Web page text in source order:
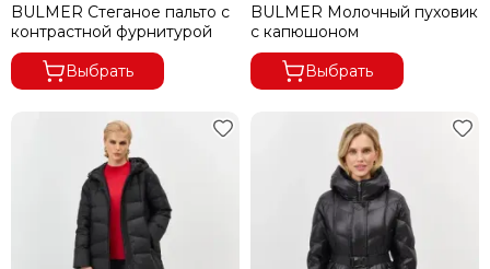
BULMER Стеганое пальто с
контрастной фурнитурой
Выбрать
BULMER Молочный пуховик
с капюшоном
Выбрать